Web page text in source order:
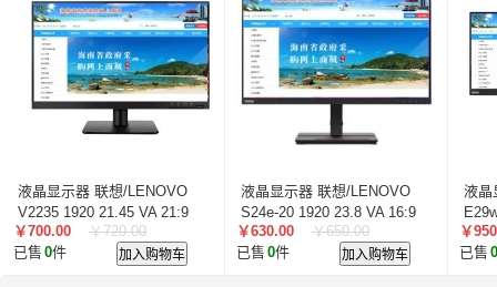
液晶显示器 联想/LENOVO
V2235 1920 21.45 VA 21:9
1080
￥700.00
￥720.00
已售 0件 加入购物车
液晶显示器 联想/LENOVO
S24e-20 1920 23.8 VA 16:9
1080
￥630.00
￥650.00
已售 0件 加入购物车
液晶
1080
￥
已售 0